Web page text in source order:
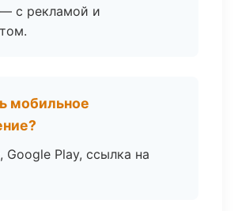
с рекламой и
мобильное
Google Play, ссылка на